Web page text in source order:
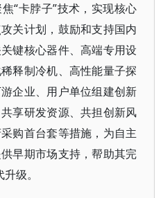
“卡脖子”技术，实现核心
关计划，鼓励和支持国内
键核心器件、高端专用设
释制冷机、高性能量子探
企业、用户单位组建创新
享研发资源、共担创新风
购首台套等措施，为自主
早期市场支持，帮助其完
级。